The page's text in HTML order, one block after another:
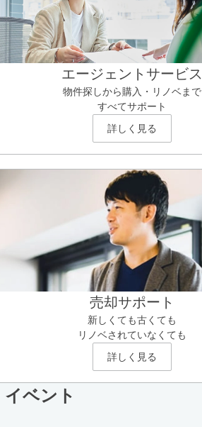
エージェントサービス
物件探しから購入・リノベまで
すべてサポート
詳しく見る
売却サポート
新しくても古くても
リノベされていなくても
詳しく見る
ベント